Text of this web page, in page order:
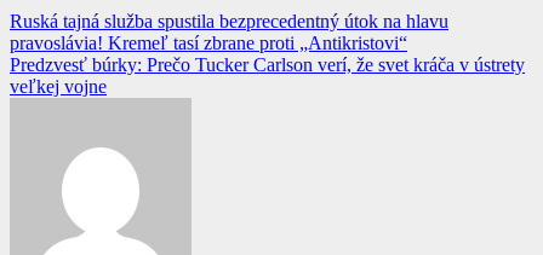
Navigácia
v
článku
Ruská tajná služba spustila bezprecedentný útok na hlavu
pravoslávia! Kremeľ tasí zbrane proti „Antikristovi“
Predzvesť búrky: Prečo Tucker Carlson verí, že svet kráča v ústrety
veľkej vojne